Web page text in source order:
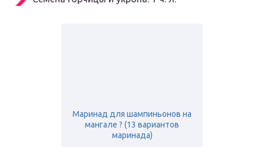
Маринад для шампиньонов на
мангале ? (13 вариантов
маринада)